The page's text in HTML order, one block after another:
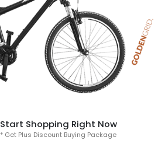
Start Shopping Right Now
* Get Plus Discount Buying Package